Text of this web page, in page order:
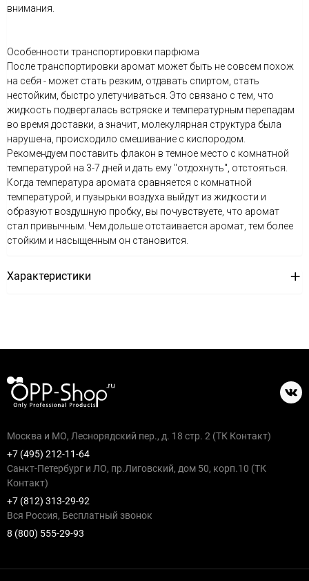
внимания.
Особенности транспортировки парфюма
После транспортировки аромат может быть не совсем похож
на себя - может стать резким, отдавать спиртом, стать
нестойким, быстро улетучиваться. Это связано с тем, что
жидкость подвергалась встряске и температурным перепадам
во время доставки, а значит, молекулярная структура была
нарушена, происходило смешивание с кислородом.
Рекомендуем поставить флакон в темное место с комнатной
температурой на 3-7 дней и дать ему "отдохнуть", отстояться.
Когда температура аромата сравняется с комнатной
температурой, и пузырьки воздуха выйдут из жидкости и
образуют воздушную пробку, вы почувствуете, что аромат
стал привычным. Чем дольше отстаивается аромат, тем более
стойким и насыщенным он становится.
Характеристики
Москва и МО, Леснорядский пер., д. 18 стр. 2 (ТК Контакт)
+7 (495) 212-11-64
Санкт-Петербург и ЛО, пр.Лиговский, дом 50, корп.10 (ТК
Контакт)
+7 (812) 313-29-92
Вся Россия, Бесплатный звонок
8 (800) 555-29-93